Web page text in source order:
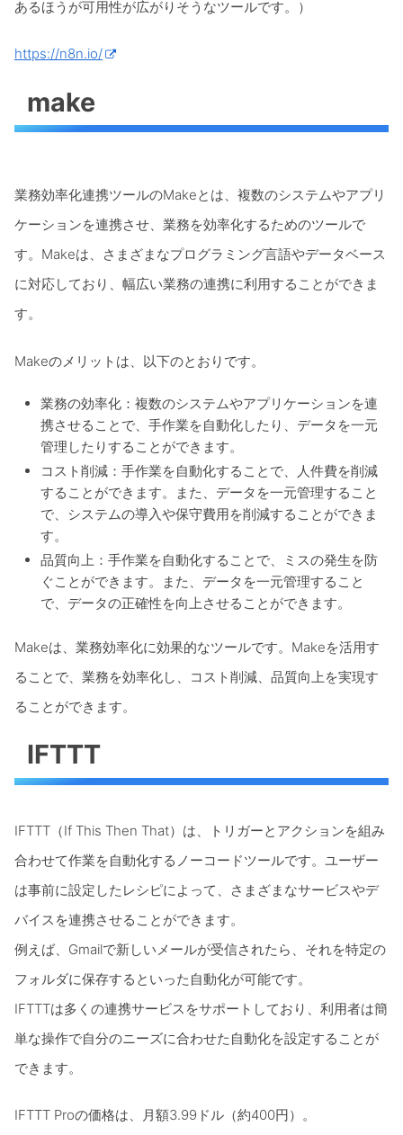
あるほうが可用性が広がりそうなツールです。）
https://n8n.io/
make
業務効率化連携ツールのMakeとは、複数のシステムやアプリ
ケーションを連携させ、業務を効率化するためのツールで
す。Makeは、さまざまなプログラミング言語やデータベース
に対応しており、幅広い業務の連携に利用することができま
す。
Makeのメリットは、以下のとおりです。
業務の効率化：複数のシステムやアプリケーションを連
携させることで、手作業を自動化したり、データを一元
管理したりすることができます。
コスト削減：手作業を自動化することで、人件費を削減
することができます。また、データを一元管理すること
で、システムの導入や保守費用を削減することができま
す。
品質向上：手作業を自動化することで、ミスの発生を防
ぐことができます。また、データを一元管理すること
で、データの正確性を向上させることができます。
Makeは、業務効率化に効果的なツールです。Makeを活用す
ることで、業務を効率化し、コスト削減、品質向上を実現す
ることができます。
IFTTT
IFTTT（If This Then That）は、トリガーとアクションを組み
合わせて作業を自動化するノーコードツールです。ユーザー
は事前に設定したレシピによって、さまざまなサービスやデ
バイスを連携させることができます。
例えば、Gmailで新しいメールが受信されたら、それを特定の
フォルダに保存するといった自動化が可能です。
IFTTTは多くの連携サービスをサポートしており、利用者は簡
単な操作で自分のニーズに合わせた自動化を設定することが
できます。
IFTTT Proの価格は、月額3.99ドル（約400円）。